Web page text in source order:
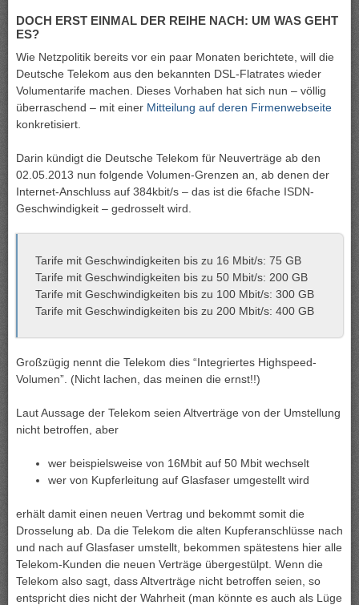
DOCH ERST EINMAL DER REIHE NACH: UM WAS GEHT
ES?
Wie Netzpolitik bereits vor ein paar Monaten berichtete, will die
Deutsche Telekom aus den bekannten DSL-Flatrates wieder
Volumentarife machen. Dieses Vorhaben hat sich nun – völlig
überraschend – mit einer Mitteilung auf deren Firmenwebseite
konkretisiert.
Darin kündigt die Deutsche Telekom für Neuverträge ab den
02.05.2013 nun folgende Volumen-Grenzen an, ab denen der
Internet-Anschluss auf 384kbit/s – das ist die 6fache ISDN-
Geschwindigkeit – gedrosselt wird.
Tarife mit Geschwindigkeiten bis zu 16 Mbit/s: 75 GB
Tarife mit Geschwindigkeiten bis zu 50 Mbit/s: 200 GB
Tarife mit Geschwindigkeiten bis zu 100 Mbit/s: 300 GB
Tarife mit Geschwindigkeiten bis zu 200 Mbit/s: 400 GB
Großzügig nennt die Telekom dies “Integriertes Highspeed-
Volumen”. (Nicht lachen, das meinen die ernst!!)
Laut Aussage der Telekom seien Altverträge von der Umstellung
nicht betroffen, aber
wer beispielsweise von 16Mbit auf 50 Mbit wechselt
wer von Kupferleitung auf Glasfaser umgestellt wird
erhält damit einen neuen Vertrag und bekommt somit die
Drosselung ab. Da die Telekom die alten Kupferanschlüsse nach
und nach auf Glasfaser umstellt, bekommen spätestens hier alle
Telekom-Kunden die neuen Verträge übergestülpt. Wenn die
Telekom also sagt, dass Altverträge nicht betroffen seien, so
entspricht dies nicht der Wahrheit (man könnte es auch als Lüge